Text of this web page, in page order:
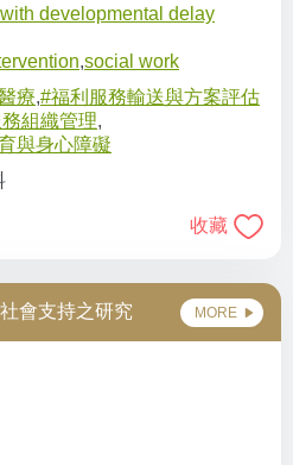
developmental delay
,social work
療,#福利服務輸送與方案評估
組織管理,
與身心障礙
收藏
會支持之研究 MORE